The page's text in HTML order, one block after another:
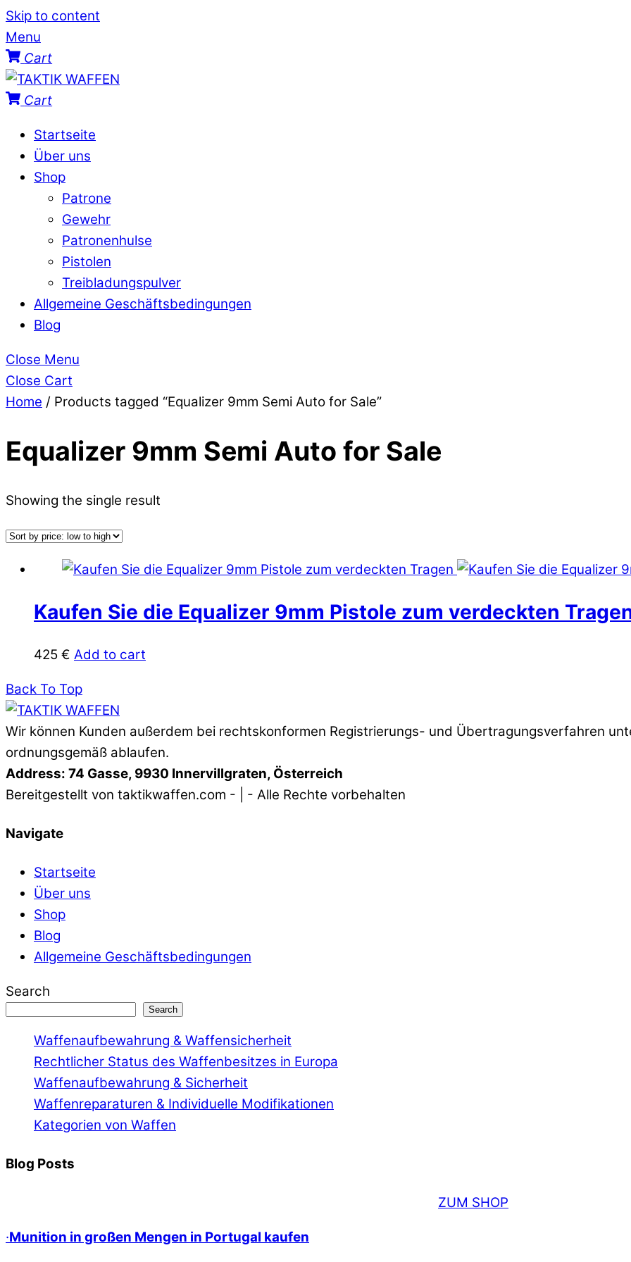
Skip to content
Menu
Cart
Cart
Startseite
Über uns
Shop
Patrone
Gewehr
Patronenhulse
Pistolen
Treibladungspulver
Allgemeine Geschäftsbedingungen
Blog
Close Menu
Close Cart
Home / Products tagged “Equalizer 9mm Semi Auto for Sale”
Equalizer 9mm Semi Auto for Sale
Showing the single result
Kaufen Sie die Equalizer 9mm Pistole zum verdeckten
425 € Add to cart
Back To Top
Wir können Kunden außerdem bei rechtskonformen Registrierungs- und Übertragungsverfahren
ordnungsgemäß ablaufen.
Address: 74 Gasse, 9930 Innervillgraten, Österreich
Bereitgestellt von taktikwaffen.com - | - Alle Rechte vorbehalten
Navigate
Startseite
Über uns
Shop
Blog
Allgemeine Geschäftsbedingungen
Search
Search
Waffenaufbewahrung & Waffensicherheit
Rechtlicher Status des Waffenbesitzes in Europa
Waffenaufbewahrung & Sicherheit
Waffenreparaturen & Individuelle Modifikationen
Kategorien von Waffen
Blog Posts
ZUM SHOP
·Munition in großen Mengen in Portugal kaufen